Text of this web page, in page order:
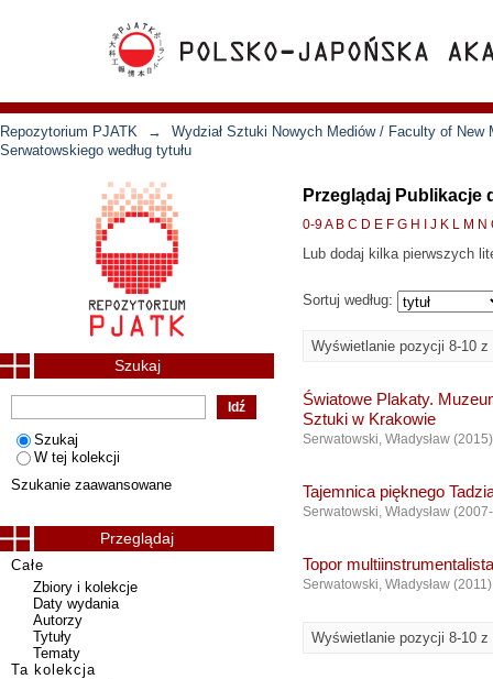
Repozytorium PJATK →
Wydział Sztuki Nowych Mediów / Faculty of New
Serwatowskiego według tytułu
Przeglądaj Publikacje
0-9A B C D E F G H J K L M N
Lub dodaj kilka pierwszych
Sortuj według:
Wyświetlanie pozycji 8-10 z
Światowe Plakaty.
Sztuki w Krakowie
Serwatowski, Władysław (2015)
Tajemnica pięknego
Serwatowski, Władysław (
Topor multiinstrumentalista
Serwatowski, Władysław (2011)
Wyświetlanie pozycji 8-10 z
Szukaj
Szukaj
W tej kolekcji
Szukanie zaawansowane
Przeglądaj
Całe
Zbiory i kolekcje
Daty wydania
Autorzy
Tytuły
Tematy
Ta kolekcja